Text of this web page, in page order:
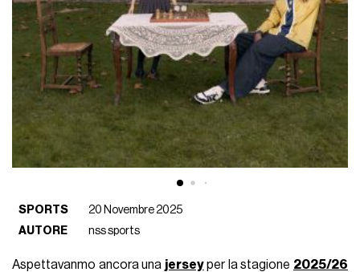
SPORTS
20 Novembre 2025
AUTORE
nss sports
Aspettavanmo ancora una jerseyper la stagione 2025/26